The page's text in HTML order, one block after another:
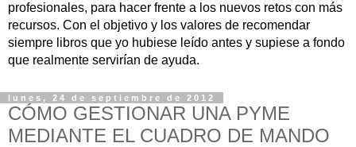
profesionales, para hacer frente a los nuevos retos con más
recursos. Con el objetivo y los valores de recomendar
siempre libros que yo hubiese leído antes y supiese a fondo
que realmente servirían de ayuda.
lunes, 24 de septiembre de 2012
CÓMO GESTIONAR UNA PYME
MEDIANTE EL CUADRO DE MANDO